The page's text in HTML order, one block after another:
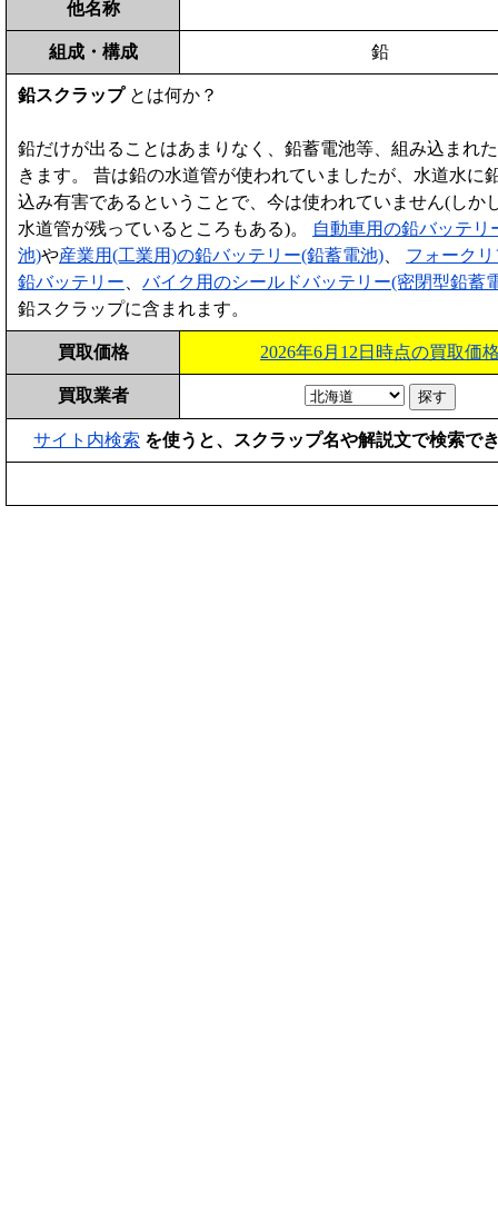
他名称
組成・構成 鉛
鉛スクラップとは何か？
鉛だけが出ることはあまりなく、鉛蓄電池等、組み込まれ
きます。 昔は鉛の水道管が使われていましたが、水道水に
込み有害であるということで、今は使われていません(しか
水道管が残っているところもある)。
自動車用の鉛バッテリ
池)や産業用(工業用)の鉛バッテリー(鉛蓄電池)
フォーク
鉛バッテリー
バイク用のシールドバッテリー(密閉型鉛蓄
鉛スクラップに含まれます。
買取価格 2026年6月12日時点の買取価
買取業者
サイト内検索 を使うと、スクラップ名や解説文で検索で